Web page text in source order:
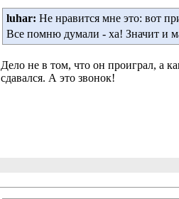
luhar: Не нравится мне это: вот
Все помню думали - ха! Значит и
Дело не в том, что он проиграл, а
сдавался. А это звонок!